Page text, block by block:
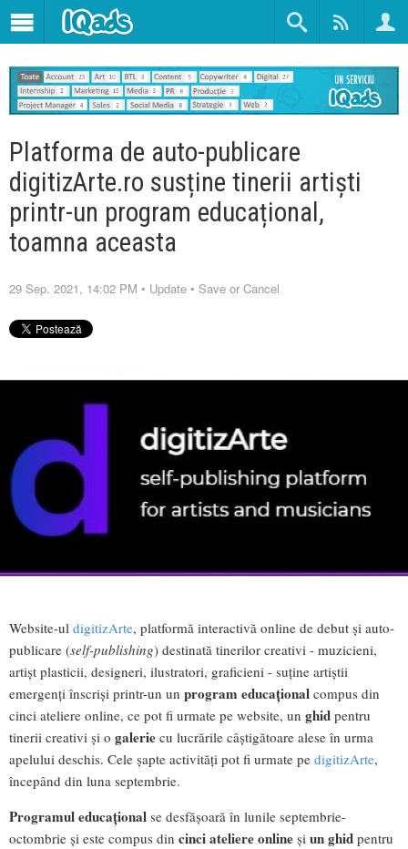
Platforma de auto-publicare
digitizArte.ro susține tinerii artiști
printr-un program educațional,
toamna aceasta
29 Sep. 2021, 14:02 PM • Update • Save or Cancel
Website-ul digitizArte, platformă interactivă online de debut și auto-
publicare (self-publishing) destinată tinerilor creativi - muzicieni,
artișt plasticii, designeri, ilustratori, graficieni - suține artiștii
emergenți înscriși printr-un un program educațional compus din
cinci ateliere online, ce pot fi urmate pe website, un ghid pentru
tinerii creativi și o galerie cu lucrările câștigătoare alese în urma
apelului deschis. Cele șapte activități pot fi urmate pe digitizArte,
începând din luna septembrie.
Programul educațional se desfășoară în lunile septembrie-
octombrie și este compus din cinci ateliereonline și un ghid pentru